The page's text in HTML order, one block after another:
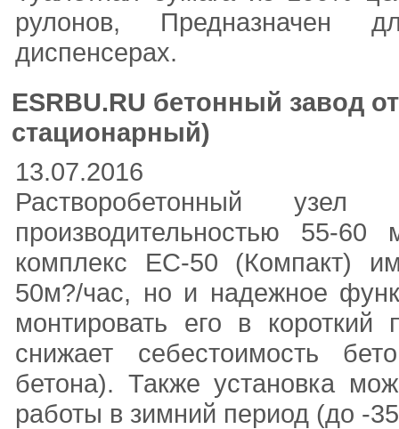
рулонов, Предназначен
диспенсерах.
ESRBU.RU бетонный завод
стационарный)
13.07.2016
Растворобетонный
производительностью 55-
комплекс ЕС-50 (Компакт)
50м?/час, но и надежное
монтировать его в
снижает себестоимость
бетона). Также установка
работы в зимний период (до -